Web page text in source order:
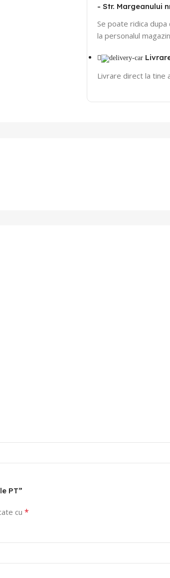
- Str. Margeanului
Se poate ridica
la personalul
Livrare direct la tine
PT”
cu *